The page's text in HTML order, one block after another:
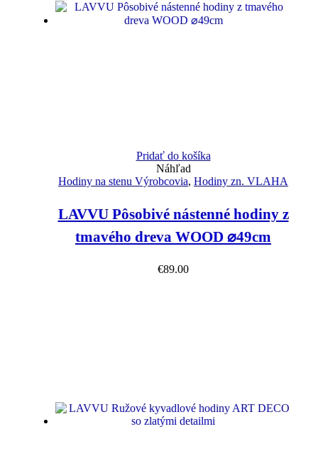
Pridať do košíka
Náhľad
Hodiny na stenu Výrobcovia, Hodiny zn. VLAHA
LAVVU Pôsobivé nástenné hodiny z
tmavého dreva WOOD ⌀49cm
€89.00